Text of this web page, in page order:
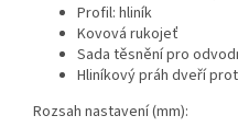
Profil: hliník
Kovová rukojeť
Sada těsnění pro
Hliníkový práh dveří
Rozsah nastavení (mm):